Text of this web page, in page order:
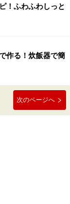
！ふわふわしっと
作る！炊飯器で簡
次のページへ